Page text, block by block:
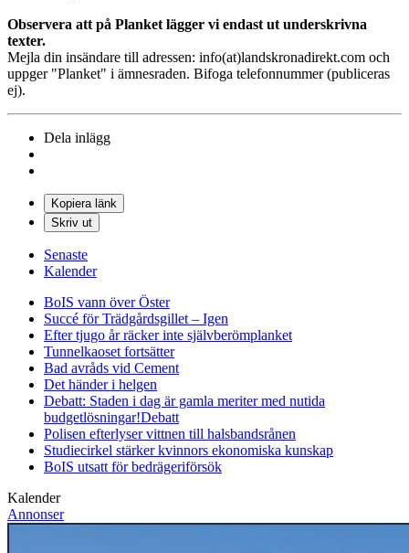
Observera att på Planket lägger vi endast ut underskrivna
texter.
Mejla din insändare till adressen: info(at)landskronadirekt.com och
uppger "Planket" i ämnesraden. Bifoga telefonnummer (publiceras
ej).
Dela inlägg
Kopiera länk
Skriv ut
Senaste
Kalender
BoIS vann över Öster
Succé för Trädgårdsgillet – Igen
Efter tjugo år räcker inte självberömplanket
Tunnelkaoset fortsätter
Bad avråds vid Cement
Det händer i helgen
Debatt: Staden i dag är gamla meriter med nutida
budgetlösningar!Debatt
Polisen efterlyser vittnen till halsbandsrånen
Studiecirkel stärker kvinnors ekonomiska kunskap
BoIS utsatt för bedrägeriförsök
Kalender
Annonser